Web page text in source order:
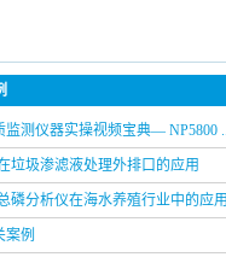
监测仪器实操视频宝典— NP5800
垃圾渗滤液处理外排口的应用
磷分析仪在海水养殖行业中的应用
案例